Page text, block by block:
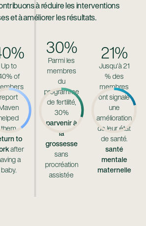
à réduire les interventions
et à améliorer les résultats.
Up to
of
report
them
to
after
a
baby.
30%
Parmi les
membres
du
programme
de fertilité,
30%
parvenir à
la
grossesse
sans
procréation
assistée
21%
Jusqu'à 21
% des
membres
ont signalé
une
amélioration
de leur état
de santé.
santé
mentale
maternelle